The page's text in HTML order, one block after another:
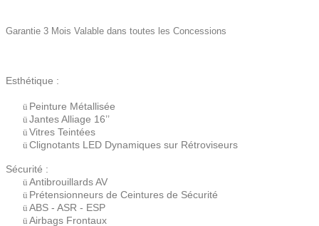
Garantie 3 Mois Valable dans toutes les Concessions
Esthétique :
ü Peinture Métallisée
ü Jantes Alliage 16’’
ü Vitres Teintées
ü Clignotants LED Dynamiques sur Rétroviseurs
Sécurité :
ü Antibrouillards AV
ü Prétensionneurs de Ceintures de Sécurité
ü ABS - ASR - ESP
ü Airbags Frontaux